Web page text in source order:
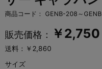
商品コード： GENB-208～
販売価格： ￥
送料：￥2,860
サイズ